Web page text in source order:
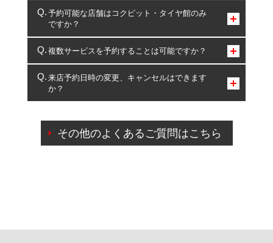
予約可能な店舗はコクピット・タイヤ館のみ
ですか？
コクピット・タイヤ館のみとなります。
複数サービスを予約することは可能ですか？
複数サービスのご予約は可能です。
一部の商品・サービスの組み合わせに限り、同時にご予約が
出来ないものもございます。
来店予約日時の変更、キャンセルはできます
か？
ご来店予約日の3営業日前を過ぎている場合のご予約
の日時変更につきましては、直接ご予約の店舗まで
その他のよくあるご質問はこちら